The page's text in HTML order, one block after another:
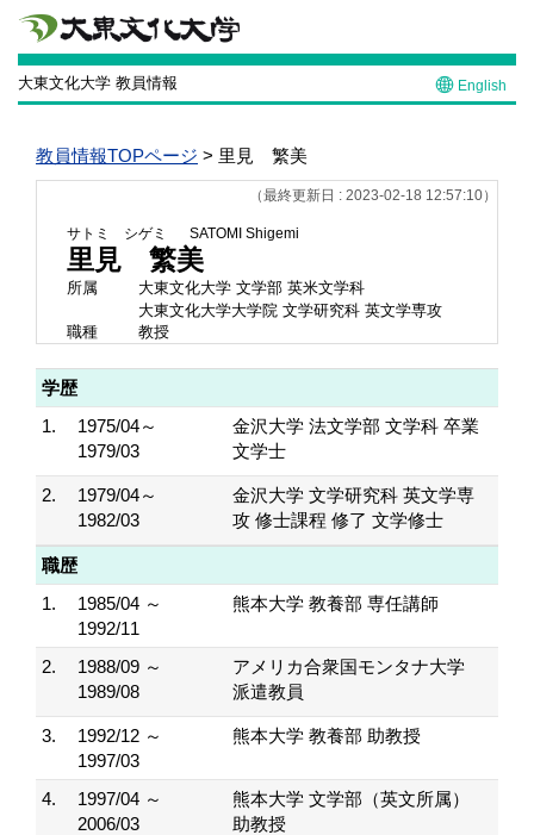
大東文化大学 教員情報 English
教員情報TOPページ > 里見 繁美
（最終更新日 : 2023-02-18 12:57:10）
サトミ シゲミ SATOMI Shigemi
里見 繁美
所属
大東文化大学 文学部 英米文学科
大東文化大学大学院 文学研究科 英文学専攻
職種
教授
学歴
1.
1975/04～
1979/03
金沢大学 法文学部 文学科 卒業
文学士
2.
1979/04～
1982/03
金沢大学 文学研究科 英文学専
攻 修士課程 修了 文学修士
職歴
1.
1985/04 ～
1992/11
熊本大学 教養部 専任講師
2.
1988/09 ～
1989/08
アメリカ合衆国モンタナ大学
派遣教員
3.
1992/12 ～
1997/03
熊本大学 教養部 助教授
4.
1997/04 ～
2006/03
熊本大学 文学部（英文所属）
助教授